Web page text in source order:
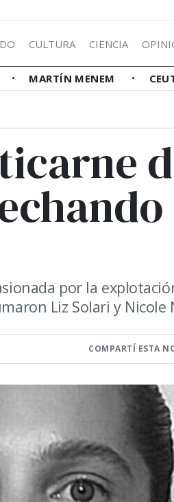
CULTURA CIENCIA
MARTÍN MENEM
por la
Liz Solari y Nicole
COMPARTÍ ESTA